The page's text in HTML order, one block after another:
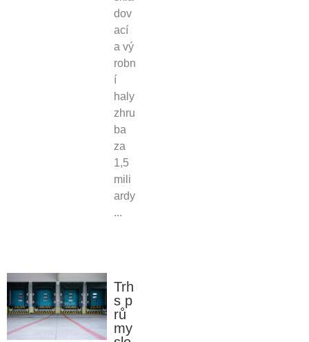
dov
ací
a vý
robn
í
haly
zhru
ba
za
1,5
mili
ardy
...
Trh
s p
rů
my